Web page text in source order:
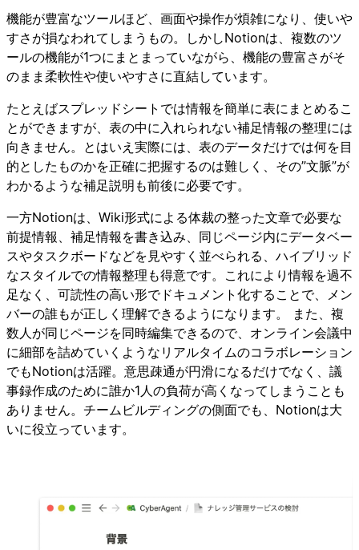
機能が豊富なツールほど、画面や操作が煩雑になり、使いや
すさが損なわれてしまうもの。しかしNotionは、複数のツ
ールの機能が1つにまとまっていながら、機能の豊富さがそ
のまま柔軟性や使いやすさに直結しています。
たとえばスプレッドシートでは情報を簡単に表にまとめるこ
とができますが、表の中に入れられない補足情報の整理には
向きません。とはいえ実際には、表のデータだけでは何を目
的としたものかを正確に把握するのは難しく、その”文脈”が
わかるような補足説明も前後に必要です。
一方Notionは、Wiki形式による体裁の整った文章で必要な
前提情報、補足情報を書き込み、同じページ内にデータベー
スやタスクボードなどを見やすく並べられる、ハイブリッド
なスタイルでの情報整理も得意です。これにより情報を過不
足なく、可読性の高い形でドキュメント化することで、メン
バーの誰もが正しく理解できるようになります。 また、複
数人が同じページを同時編集できるので、オンライン会議中
に細部を詰めていくようなリアルタイムのコラボレーション
でもNotionは活躍。意思疎通が円滑になるだけでなく、議
事録作成のために誰か1人の負荷が高くなってしまうことも
ありません。チームビルディングの側面でも、Notionは大
いに役立っています。